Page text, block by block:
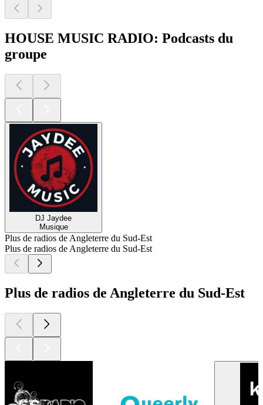
HOUSE MUSIC RADIO: Podcasts du
groupe
DJ Jaydee
Musique
Plus de radios de Angleterre du Sud-Est
Plus de radios de Angleterre du Sud-Est
Plus de radios de Angleterre du Sud-Est